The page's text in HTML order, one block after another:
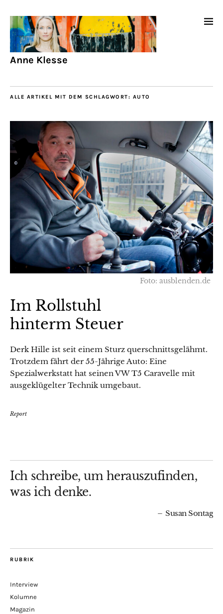
Anne Klesse
ALLE ARTIKEL MIT DEM SCHLAGWORT: AUTO
Foto: ausblenden.de
Im Rollstuhl
hinterm Steuer
Derk Hille ist seit einem Sturz querschnittsgelähmt.
Trotzdem fährt der 55-Jährige Auto: Eine
Spezialwerkstatt hat seinen VW T5 Caravelle mit
ausgeklügelter Technik umgebaut.
Report
Ich schreibe, um herauszufinden,
was ich denke.
Susan Sontag
RUBRIK
Interview
Kolumne
Magazin